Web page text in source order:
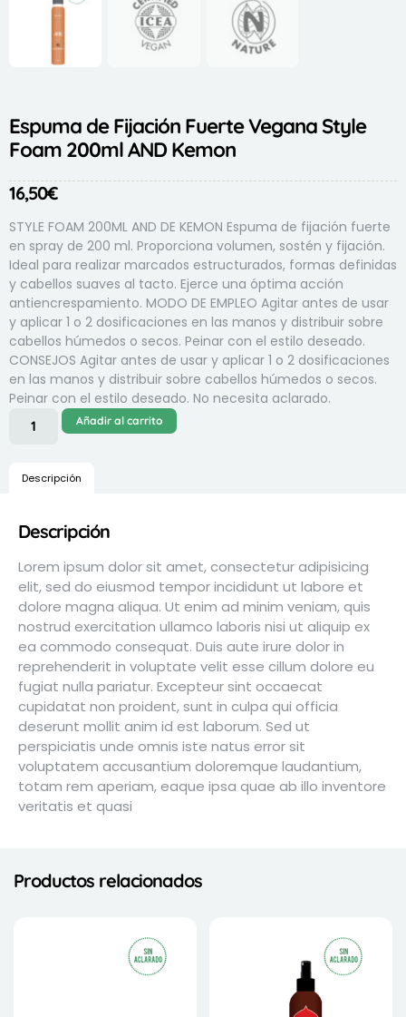
Espuma de Fijación Fuerte Vegana Style
Foam 200ml AND Kemon
16,50€
STYLE FOAM 200ML AND DE KEMON Espuma de fijación fuerte
en spray de 200 ml. Proporciona volumen, sostén y fijación.
Ideal para realizar marcados estructurados, formas definidas
y cabellos suaves al tacto. Ejerce una óptima acción
antiencrespamiento. MODO DE EMPLEO Agitar antes de usar
y aplicar 1 o 2 dosificaciones en las manos y distribuir sobre
cabellos húmedos o secos. Peinar con el estilo deseado.
CONSEJOS Agitar antes de usar y aplicar 1 o 2 dosificaciones
en las manos y distribuir sobre cabellos húmedos o secos.
Peinar con el estilo deseado. No necesita aclarado.
Añadir al carrito
Descripción
Descripción
Lorem ipsum dolor sit amet, consectetur adipisicing
elit, sed do eiusmod tempor incididunt ut labore et
dolore magna aliqua. Ut enim ad minim veniam, quis
nostrud exercitation ullamco laboris nisi ut aliquip ex
ea commodo consequat. Duis aute irure dolor in
reprehenderit in voluptate velit esse cillum dolore eu
fugiat nulla pariatur. Excepteur sint occaecat
cupidatat non proident, sunt in culpa qui officia
deserunt mollit anim id est laborum. Sed ut
perspiciatis unde omnis iste natus error sit
voluptatem accusantium doloremque laudantium,
totam rem aperiam, eaque ipsa quae ab illo inventore
veritatis et quasi
Productos relacionados